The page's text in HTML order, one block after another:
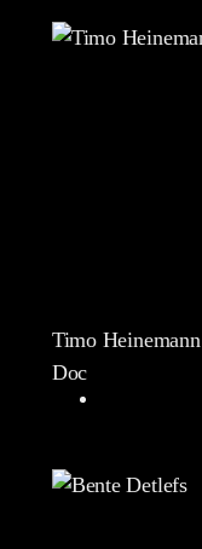
Timo Heinemann
Doc